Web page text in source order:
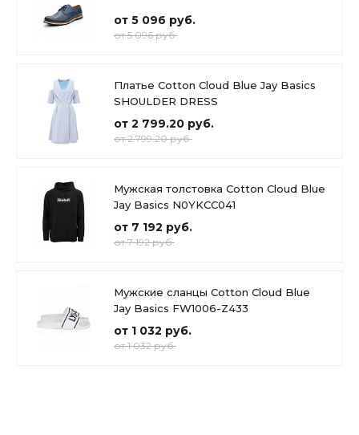
от 5 096 руб.
от 5 096 руб.
Платье Cotton Cloud Blue Jay Basics
SHOULDER DRESS
от 2 799.20 руб.
от 2 799.20 руб.
Мужская толстовка Cotton Cloud Blue
Jay Basics N0YKCC041
от 7 192 руб.
от 7 192 руб.
Мужские сланцы Cotton Cloud Blue
Jay Basics FW1006-Z433
от 1 032 руб.
от 1 032 руб.